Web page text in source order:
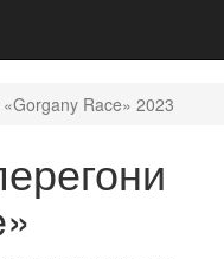
«Gorgany Race» 2023